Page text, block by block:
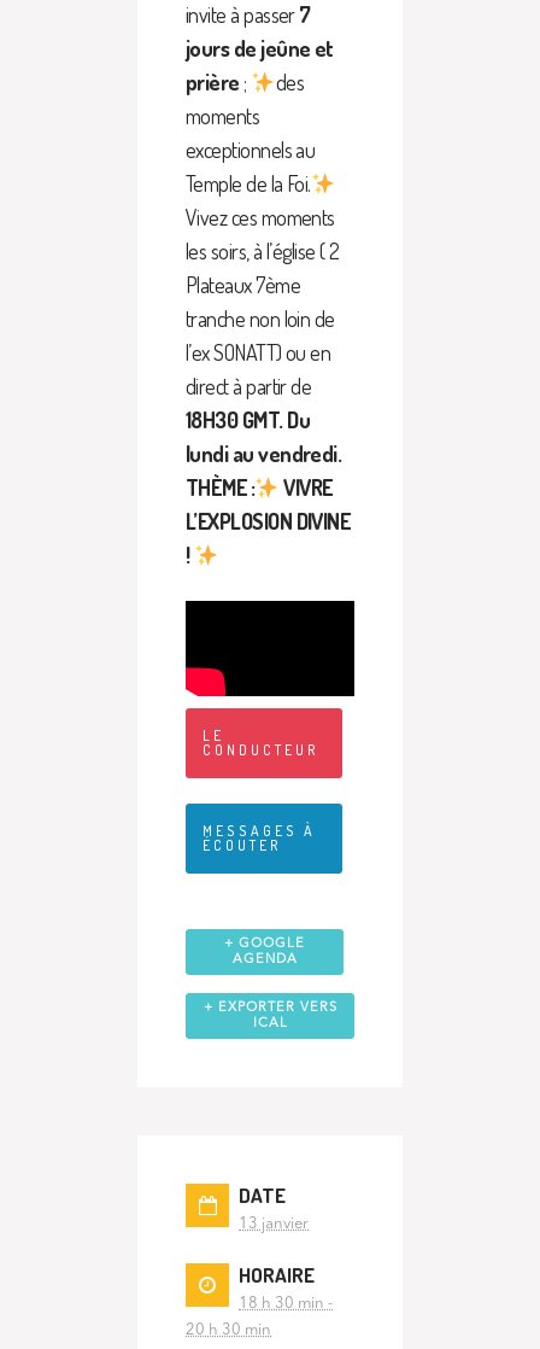
invite à passer7
jours de jeûne et
prière ;
des
moments
exceptionnels au
Temple de la Foi.
Vivez ces moments
les soirs, à l’église ( 2
Plateaux 7ème
tranche non loin de
l’ex SONATT) ou en
direct à partir de
18H30 GMT. Du
lundi au vendredi.
THÈME :
VIVRE
L’EXPLOSION DIVINE
!
LE
CONDUCTEUR
MESSAGES À
ÉCOUTER
+ GOOGLE
AGENDA
+ EXPORTER VERS
ICAL
DATE
13 janvier
HORAIRE
18 h 30 min -
20 h 30 min